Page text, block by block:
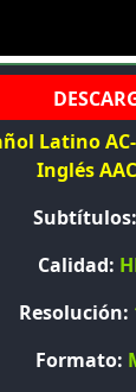
Latino
Inglés
Subtítulos:
Calidad:
Resolución:
Formato: